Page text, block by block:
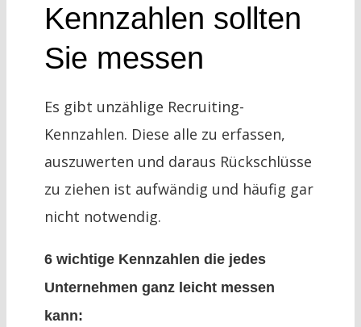
Kennzahlen sollten
Sie messen
Es gibt unzählige Recruiting-
Kennzahlen. Diese alle zu erfassen,
auszuwerten und daraus Rückschlüsse
zu ziehen ist aufwändig und häufig gar
nicht notwendig.
6 wichtige Kennzahlen die jedes
Unternehmen ganz leicht messen
kann: